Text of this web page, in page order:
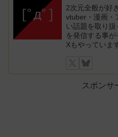
2次元全般が好
vtuber・漫画・
い話題を取り
を発信する事が
Xもやっていま
スポンサ